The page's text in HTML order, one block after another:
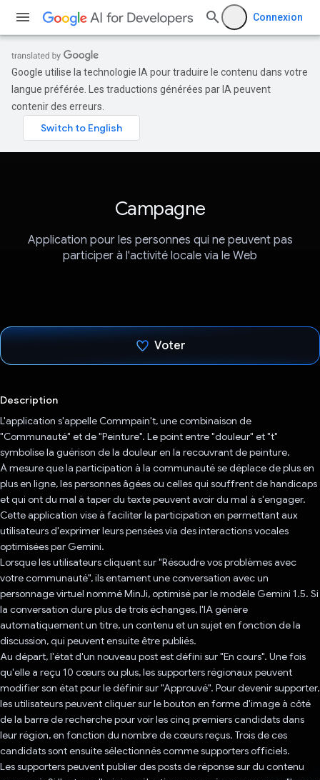
Connexion
Google utilise la technologie IA pour traduire le contenu dans votre
langue préférée. Les traductions générées par IA peuvent
contenir des erreurs.
Campagne
Application pour les personnes qui ne peuvent pas
participer à l'activité locale via le Web
Voter
Description
L'application s'appelle Commpain't, une combinaison de
"Communauté" et de "Peinture". Le point entre "douleur" et "t"
symbolise la guérison de la douleur en la recouvrant de peinture.
À mesure que la participation à la communauté se déplace de plus en
plus en ligne, les personnes âgées ou celles qui souffrent de handicaps
et qui ont du mal à taper du texte peuvent avoir du mal à s'engager.
Cette application vise à faciliter la participation en permettant aux
utilisateurs d'exprimer leurs pensées via des interactions vocales
optimisées par Gemini.
Lorsque les utilisateurs cliquent sur "Résoudre vos problèmes avec
votre communauté", ils entament une conversation avec un
personnage virtuel nommé MinJi, optimisé par le modèle Gemini 1.5. Si
la conversation dure plus de trois échanges, l'IA génère
automatiquement un titre, un contenu et un sujet en fonction de la
discussion, qui peuvent ensuite être publiés.
Au départ, l'état d'un nouveau post est défini sur "En cours". Une fois
qu'elle a reçu 10 cœurs ou plus, les supporters régionaux peuvent
modifier son état pour le définir sur "Approuvé". Pour devenir supporter,
les utilisateurs peuvent cliquer sur le bouton en forme d'image à côté
de la barre de recherche pour voir les cinq premiers candidats dans
leur région, en fonction du nombre de cœurs reçus. Trois de ces
candidats sont ensuite sélectionnés comme supporters officiels.
Les supporters peuvent publier des posts de réponse sur du contenu